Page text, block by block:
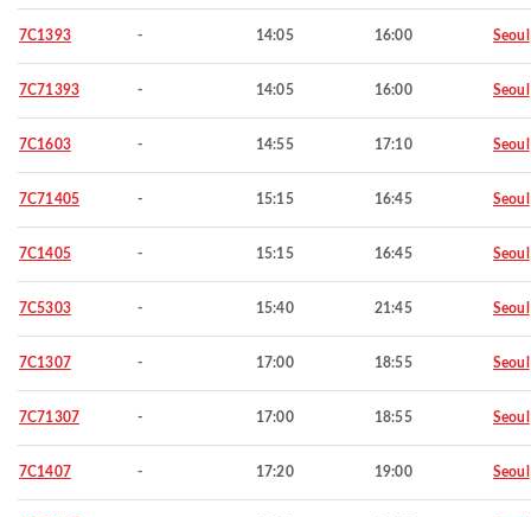
7C1393 - 14:05 16:00 Seoul
7C71393 - 14:05 16:00 Seoul
7C1603 - 14:55 17:10 Seoul
7C71405 - 15:15 16:45 Seoul
7C1405 - 15:15 16:45 Seoul
7C5303 - 15:40 21:45 Seoul
7C1307 - 17:00 18:55 Seoul
7C71307 - 17:00 18:55 Seoul
7C1407 - 17:20 19:00 Seoul